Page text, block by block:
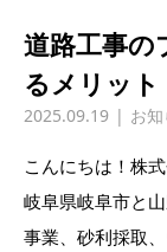
道路工事の
るメリット
2025.09.19 お
こんにちは！株
岐阜県岐阜市と
事業、砂利採取